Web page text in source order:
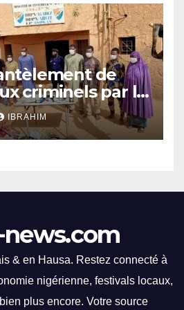
le terrain.fort avec
qui a organisé un
ponctué de
captivantes.
ont été
et des
de
criminels par la
IBRAHIM
& en Hausa. Restez connecté à
nigérienne, festivals locaux,
plus encore. Votre source